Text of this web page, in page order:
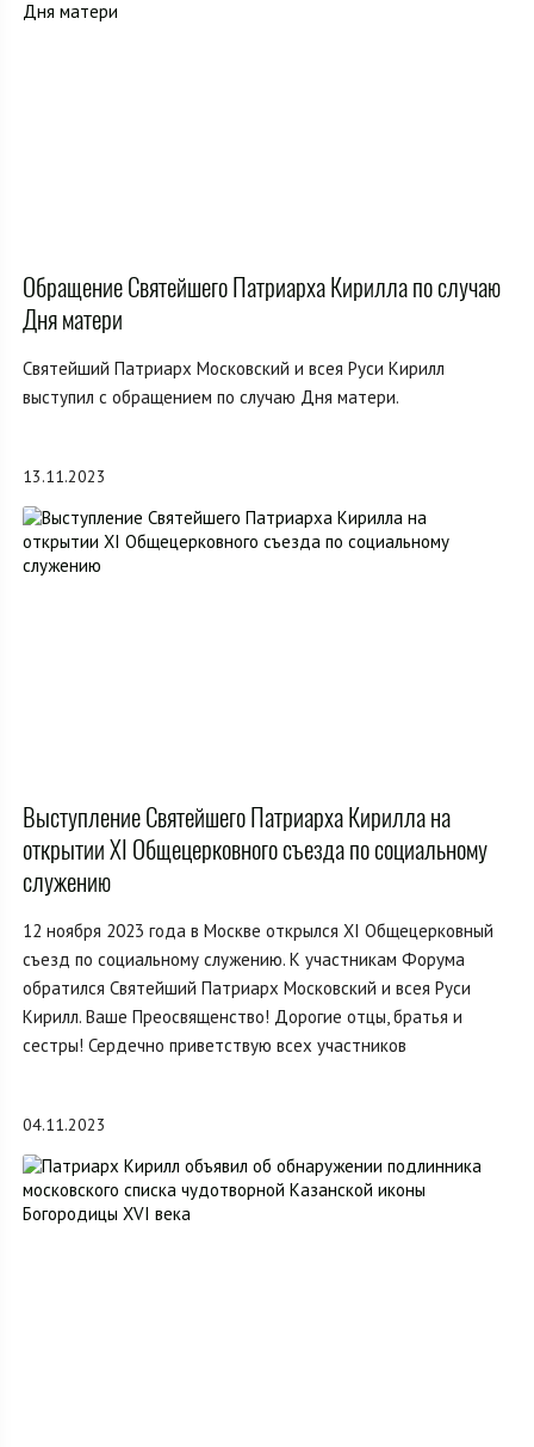
Обращение Святейшего Патриарха Кирилла по случаю
Дня матери
Святейший Патриарх Московский и всея Руси Кирилл
выступил с обращением по случаю Дня матери.
13.11.2023
Выступление Святейшего Патриарха Кирилла на
открытии XI Общецерковного съезда по социальному
служению
12 ноября 2023 года в Москве открылся XI Общецерковный
съезд по социальному служению. К участникам Форума
обратился Святейший Патриарх Московский и всея Руси
Кирилл. Ваше Преосвященство! Дорогие отцы, братья и
сестры! Сердечно приветствую всех участников
04.11.2023